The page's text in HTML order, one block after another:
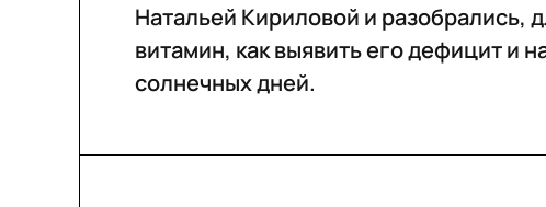
Натальей Кириловой и разобрались,
витамин, как выявить его дефицит и
солнечных дней.